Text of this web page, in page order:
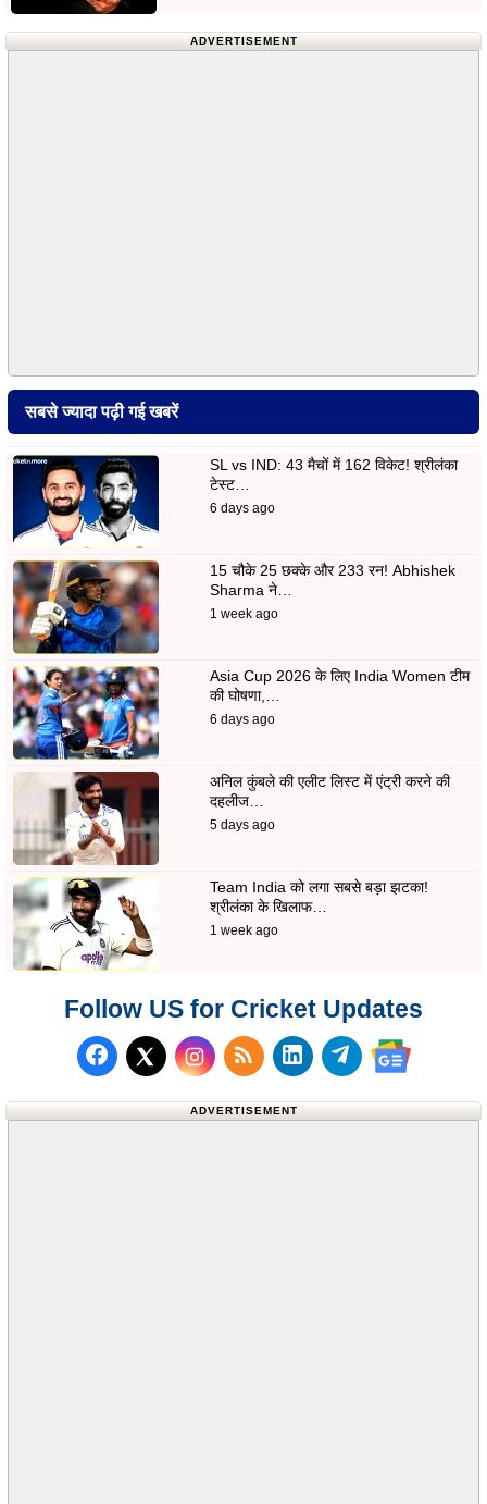
ADVERTISEMENT
सबसे ज्यादा पढ़ी गई खबरें
SL vs IND: 43 मैचों में 162 विकेट! श्रीलंका
टेस्ट…
6 days ago
15 चौके 25 छक्के और 233 रन! Abhishek
Sharma ने…
1 week ago
Asia Cup 2026 के लिए India Women टीम
की घोषणा,…
6 days ago
अनिल कुंबले की एलीट लिस्ट में एंट्री करने की
दहलीज…
5 days ago
Team India को लगा सबसे बड़ा झटका!
श्रीलंका के खिलाफ…
1 week ago
Follow US for Cricket Updates
Follow us on Facebook
Follow us on X (Twitter)
Subscribe to our RSS
Follow us on
Follow us on
Follow us
ADVERTISEMENT